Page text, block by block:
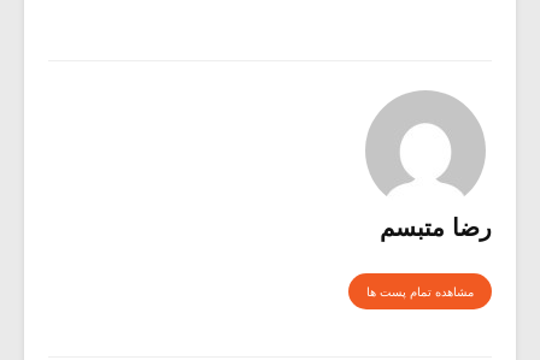
رضا متبسم
مشاهده تمام پست ها